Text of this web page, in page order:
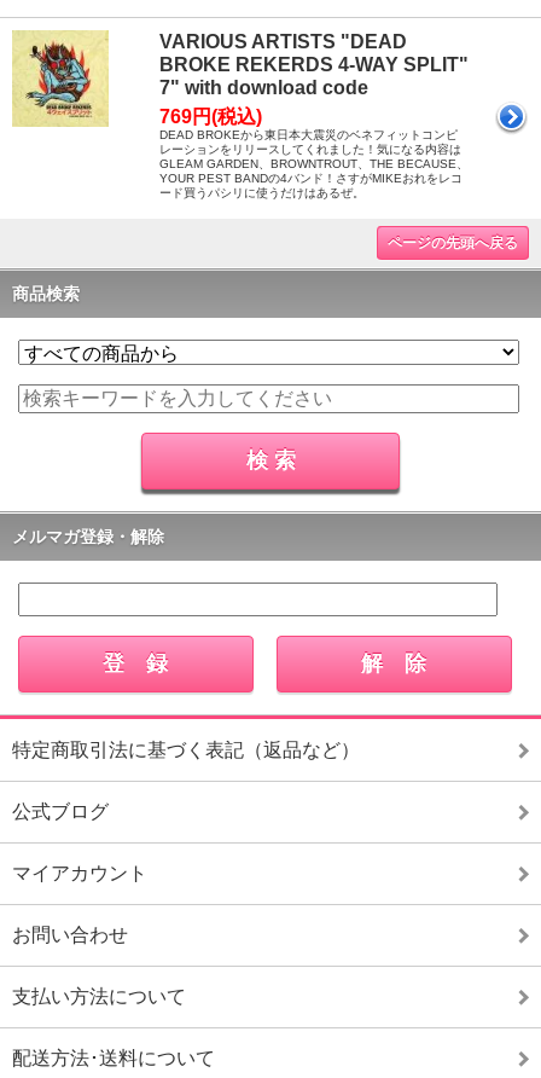
VARIOUS ARTISTS "DEAD
BROKE REKERDS 4-WAY SPLIT"
7" with download code
769円(税込)
DEAD BROKEから東日本大震災のベネフィットコンピ
レーションをリリースしてくれました！気になる内容は
GLEAM GARDEN、BROWNTROUT、THE BECAUSE、
YOUR PEST BANDの4バンド！さすがMIKEおれをレコ
ード買うパシリに使うだけはあるぜ。
ページの先頭へ戻る
商品検索
メルマガ登録・解除
特定商取引法に基づく表記（返品など）
公式ブログ
マイアカウント
お問い合わせ
支払い方法について
配送方法･送料について